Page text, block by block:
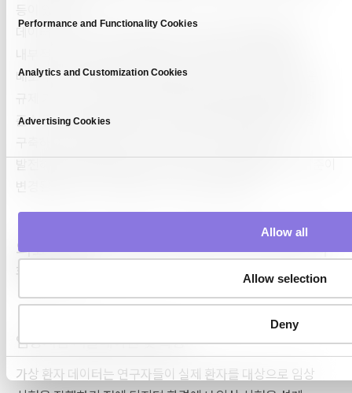
Performance and Functionality Cookies
Analytics and Customization Cookies
Advertising Cookies
Allow all
Allow selection
Deny
등이 있습니다.
데이터 세트가 이러한 개인정보 보호 테스트를 통과하면
내부적으로, 파트너와 공유하거나 개방형 연구 환경에서
배포하기에 안전하다고 인증받을 수 있습니다. 또한 인증은
규제 기관이나 기관윤리심의위원회(IRB)에 제출하는 규정
준수 문서를 지원하여 합성 데이터의 안전성에 대한 신뢰를
구축하는 데 도움이 됩니다. 많은 조직에서는 모델이
발전하거나 새로운 데이터가 추가되거나 개인정보 보호 기준이
변경될 때마다 이 과정을 주기적으로 반복합니다.
의료 분야에서 합성 전자건강기록 데이터의
활용 사례
임상시험 시뮬레이션 및 확장
가상 환자 데이터는 연구자들이 실제 환자를 대상으로 임상